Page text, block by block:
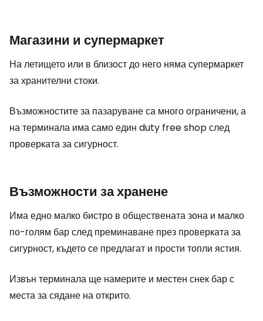
Магазини и супермаркет
На летището или в близост до него няма супермаркет
за хранителни стоки.
Възможностите за пазаруване са много ограничени, а
на терминала има само един duty free shopслед
проверката за сигурност.
Възможности за хранене
Има едно малко бистро в обществената зона и малко
по-голям бар след преминаване през проверката за
сигурност, където се предлагат и прости топли ястия.
Извън терминала ще намерите и местен снек бар с
места за сядане на открито.